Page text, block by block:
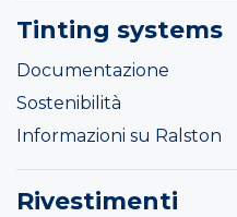
Tinting systems
Documentazione
Sostenibilità
Informazioni su Ralston
Rivestimenti